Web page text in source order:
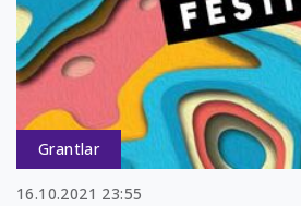
Grantlar
16.10.2021 23:55